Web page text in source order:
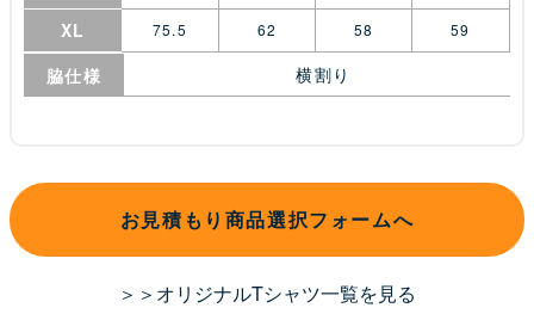
XL 75.5 62 58 59
脇仕様 横割り
お見積もり商品選択フォームへ
＞＞オリジナルTシャツ一覧を見る